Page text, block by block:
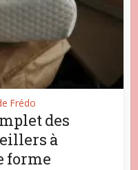
Frédo
des
à
forme